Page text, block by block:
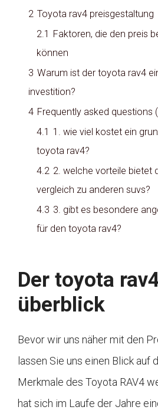
2 Toyota rav4 preisgestaltung
2.1 Faktoren, die den preis
können
3 Warum ist der toyota rav4
investition?
4 Frequently asked questions
4.1 1. wie viel kostet ein
toyota rav4?
4.2 2. welche vorteile bietet
vergleich zu anderen suvs?
4.3 3. gibt es besondere
für den toyota rav4?
Der toyota
überblick
Bevor wir uns näher mit den
lassen Sie uns einen Blick auf
Merkmale des Toyota RAV4
hat sich im Laufe der Jahre